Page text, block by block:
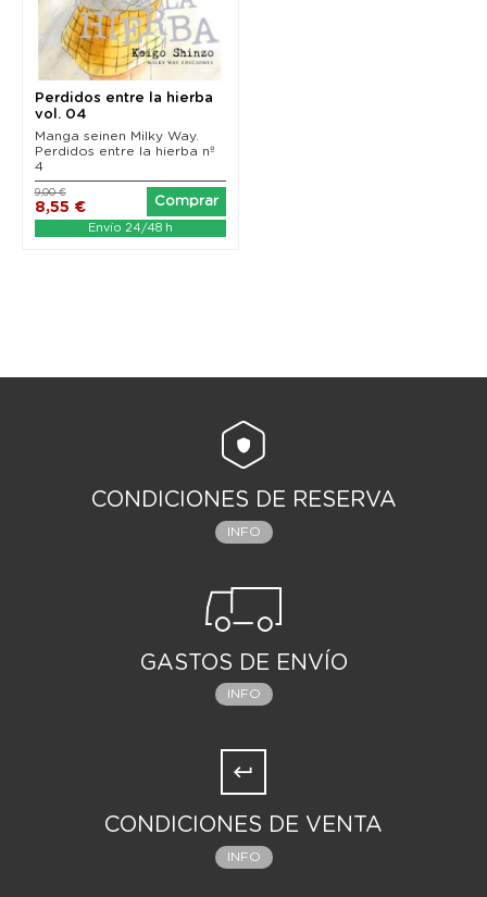
Perdidos entre la hierba
vol. 04
Manga seinen Milky Way.
Perdidos entre la hierba nº
4
8,55 €
9,00 €
Comprar
Envío 24/48 h
CONDICIONES DE RESERVA
INFO
GASTOS DE ENVÍO
INFO
CONDICIONES DE VENTA
INFO